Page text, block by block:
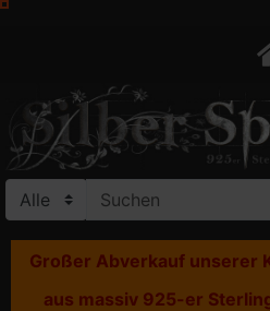
Großer Abverkauf unserer
aus massiv 925-er